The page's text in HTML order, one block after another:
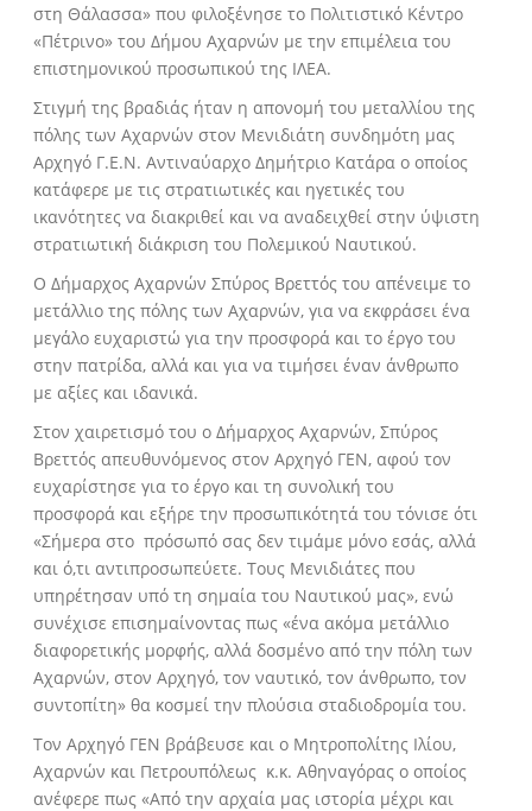
στη Θάλασσα» που φιλοξένησε το Πολιτιστικό Κέντρο
«Πέτρινο» του Δήμου Αχαρνών με την επιμέλεια του
επιστημονικού προσωπικού της ΙΛΕΑ.
Στιγμή της βραδιάς ήταν η απονομή του μεταλλίου της
πόλης των Αχαρνών στον Μενιδιάτη συνδημότη μας
Αρχηγό Γ.Ε.Ν. Αντιναύαρχο Δημήτριο Κατάρα ο οποίος
κατάφερε με τις στρατιωτικές και ηγετικές του
ικανότητες να διακριθεί και να αναδειχθεί στην ύψιστη
στρατιωτική διάκριση του Πολεμικού Ναυτικού.
Ο Δήμαρχος Αχαρνών Σπύρος Βρεττός του απένειμε το
μετάλλιο της πόλης των Αχαρνών, για να εκφράσει ένα
μεγάλο ευχαριστώ για την προσφορά και το έργο του
στην πατρίδα, αλλά και για να τιμήσει έναν άνθρωπο
με αξίες και ιδανικά.
Στον χαιρετισμό του ο Δήμαρχος Αχαρνών, Σπύρος
Βρεττός απευθυνόμενος στον Αρχηγό ΓΕΝ, αφού τον
ευχαρίστησε για το έργο και τη συνολική του
προσφορά και εξήρε την προσωπικότητά του τόνισε ότι
«Σήμερα στο πρόσωπό σας δεν τιμάμε μόνο εσάς, αλλά
και ό,τι αντιπροσωπεύετε. Τους Μενιδιάτες που
υπηρέτησαν υπό τη σημαία του Ναυτικού μας», ενώ
συνέχισε επισημαίνοντας πως «ένα ακόμα μετάλλιο
διαφορετικής μορφής, αλλά δοσμένο από την πόλη των
Αχαρνών, στον Αρχηγό, τον ναυτικό, τον άνθρωπο, τον
συντοπίτη» θα κοσμεί την πλούσια σταδιοδρομία του.
Τον Αρχηγό ΓΕΝ βράβευσε και ο Μητροπολίτης Ιλίου,
Αχαρνών και Πετρουπόλεως κ.κ. Αθηναγόρας ο οποίος
ανέφερε πως «Από την αρχαία μας ιστορία μέχρι και